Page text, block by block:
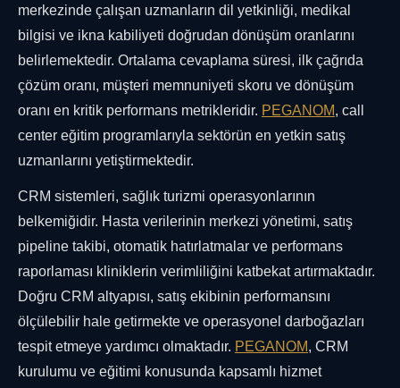
merkezinde çalışan uzmanların dil yetkinliği, medikal
bilgisi ve ikna kabiliyeti doğrudan dönüşüm oranlarını
belirlemektedir. Ortalama cevaplama süresi, ilk çağrıda
çözüm oranı, müşteri memnuniyeti skoru ve dönüşüm
oranı en kritik performans metrikleridir. PEGANOM, call
center eğitim programlarıyla sektörün en yetkin satış
uzmanlarını yetiştirmektedir.
CRM sistemleri, sağlık turizmi operasyonlarının
belkemiğidir. Hasta verilerinin merkezi yönetimi, satış
pipeline takibi, otomatik hatırlatmalar ve performans
raporlaması kliniklerin verimliliğini katbekat artırmaktadır.
Doğru CRM altyapısı, satış ekibinin performansını
ölçülebilir hale getirmekte ve operasyonel darboğazları
tespit etmeye yardımcı olmaktadır. PEGANOM, CRM
kurulumu ve eğitimi konusunda kapsamlı hizmet